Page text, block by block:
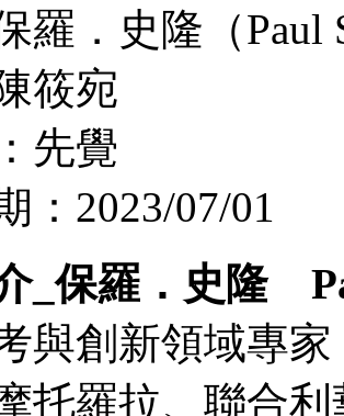
羅．史隆（Paul
筱宛
先覺
：2023/07/01
_保羅．史隆
與創新領域專
托羅拉、聯合